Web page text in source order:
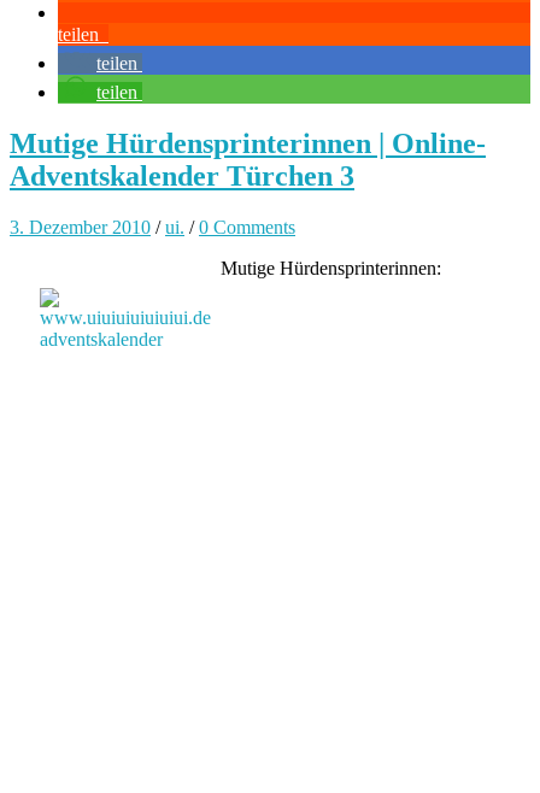
teilen
teilen
teilen
Mutige Hürdensprinterinnen | Online-
Adventskalender Türchen 3
3. Dezember 2010 /ui. /0 Comments
Mutige Hürdensprinterinnen: